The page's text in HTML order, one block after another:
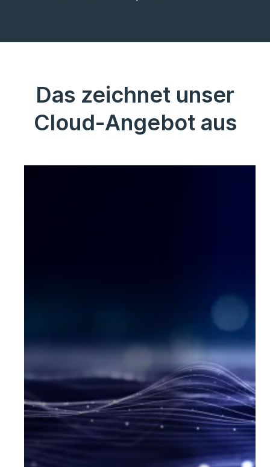
Das zeichnet unser
Cloud-Angebot aus
Kosten die beste Lösung zu
analysieren, zu empfehlen und zu
entwerfen – egal, ob Public, Private,
Hybrid oder Multi-Cloud.